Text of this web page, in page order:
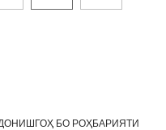
БО РОҲБАРИЯТИ